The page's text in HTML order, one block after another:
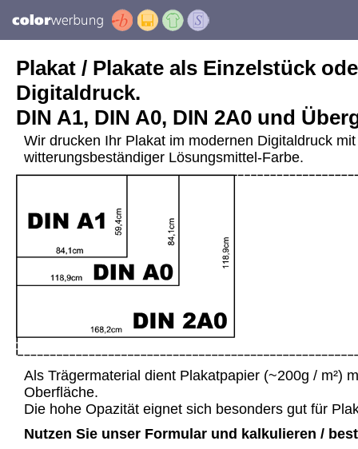
Plakat / Plakate als Einzelstück
Digitaldruck.
DIN A1, DIN A0, DIN 2A0 und
Wir drucken Ihr Plakat im modernen Digitaldruck
witterungsbeständiger Lösungsmittel-Farbe.
Als Trägermaterial dient Plakatpapier (~200g / m²)
Oberfläche.
Die hohe Opazität eignet sich besonders gut für
Nutzen Sie unser Formular und kalkulieren /